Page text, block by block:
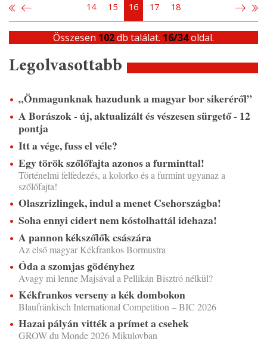
14 15 16 17 18
Összesen 102db találat. 16/34oldal.
Legolvasottabb
„Önmagunknak hazudunk a magyar bor sikeréről”
A Borászok - új, aktualizált és vészesen sürgető - 12
pontja
Itt a vége, fuss el véle?
Egy török szőlőfajta azonos a furminttal!
Történelmi felfedezés, a kolorko és a furmint ugyanaz a
szőlőfajta!
Olaszrizlingek, indul a menet Csehországba!
Soha ennyi cidert nem kóstolhattál idehaza!
A pannon kékszőlők császára
Az első magyar Kékfrankos Bormustra
Óda a szomjas gödényhez
Avagy mi lenne Majsával a Pellikán Bisztró nélkül?
Kékfrankos verseny a kék dombokon
Blaufränkisch International Competition – BIC 2026
Hazai pályán vitték a prímet a csehek
GROW du Monde 2026 Mikulovban